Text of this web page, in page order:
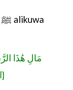
ﷺ alikuwa
الْأَسْوَاقِ} الفرقان:7}